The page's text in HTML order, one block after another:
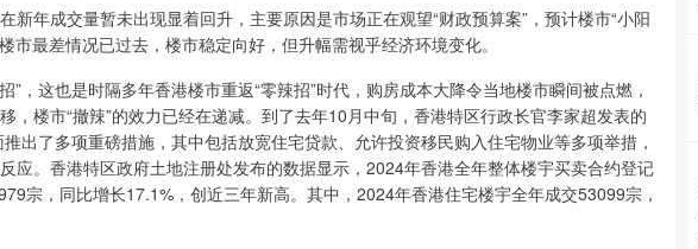
年成交量暂未出现显着回升，主要原因是市场正在观望“财政预算案”，预计楼市“小阳
市最差情况已过去，楼市稳定向好，但升幅需视乎经济环境变化。
这也是时隔多年香港楼市重返“零辣招”时代，购房成本大降令当地楼市瞬间被点燃，
，楼市“撤辣”的效力已经在递减。到了去年10月中旬，香港特区行政长官李家超发表的
出了多项重磅措施，其中包括放宽住宅贷款、允许投资移民购入住宅物业等多项举措，
应。香港特区政府土地注册处发布的数据显示，2024年香港全年整体楼宇买卖合约登记
宗，同比增长17.1%，创近三年新高。其中，2024年香港住宅楼宇全年成交53099宗，